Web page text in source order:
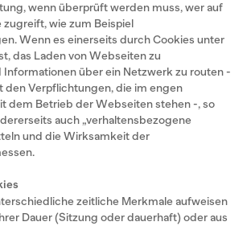
wenn überprüft werden muss, wer auf
wie zum Beispiel
Wenn es einerseits durch Cookies unter
das Laden von Webseiten zu
über ein Netzwerk zu routen -
den Verpflichtungen, die im engen
dem Betrieb der Webseiten stehen -, so
auch „verhaltensbezogene
und die Wirksamkeit der
zeitliche Merkmale aufweisen
Dauer (Sitzung oder dauerhaft) oder aus